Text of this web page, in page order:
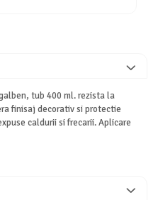
tub 400 ml. rezista la
finisaj decorativ si protectie
caldurii si frecarii. Aplicare